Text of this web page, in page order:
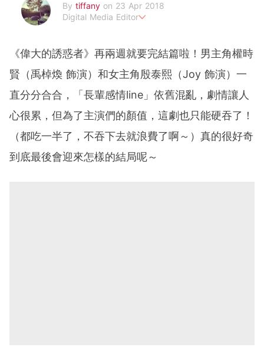
By tiffany on 23 Apr 2018
Digital Media Editor
《偉大的誘惑者》再兩週就要完結篇啦！男主角權時
賢（禹棹煥 飾演）和女主角殷泰熙（Joy 飾演）一
直分分合合，「長輩感情line」依舊混亂，劇情讓人
心很累，但為了主演們的顏值，這劇也只能硬吞了！
（都吃一半了，不吞下去就浪費了啊～）真的很好奇
到底最後會迎來怎樣的結局呢～